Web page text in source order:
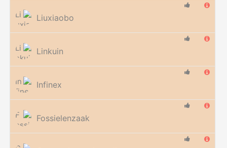
Liuxiaobo
Linkuin
Infinex
Fossielenzaak